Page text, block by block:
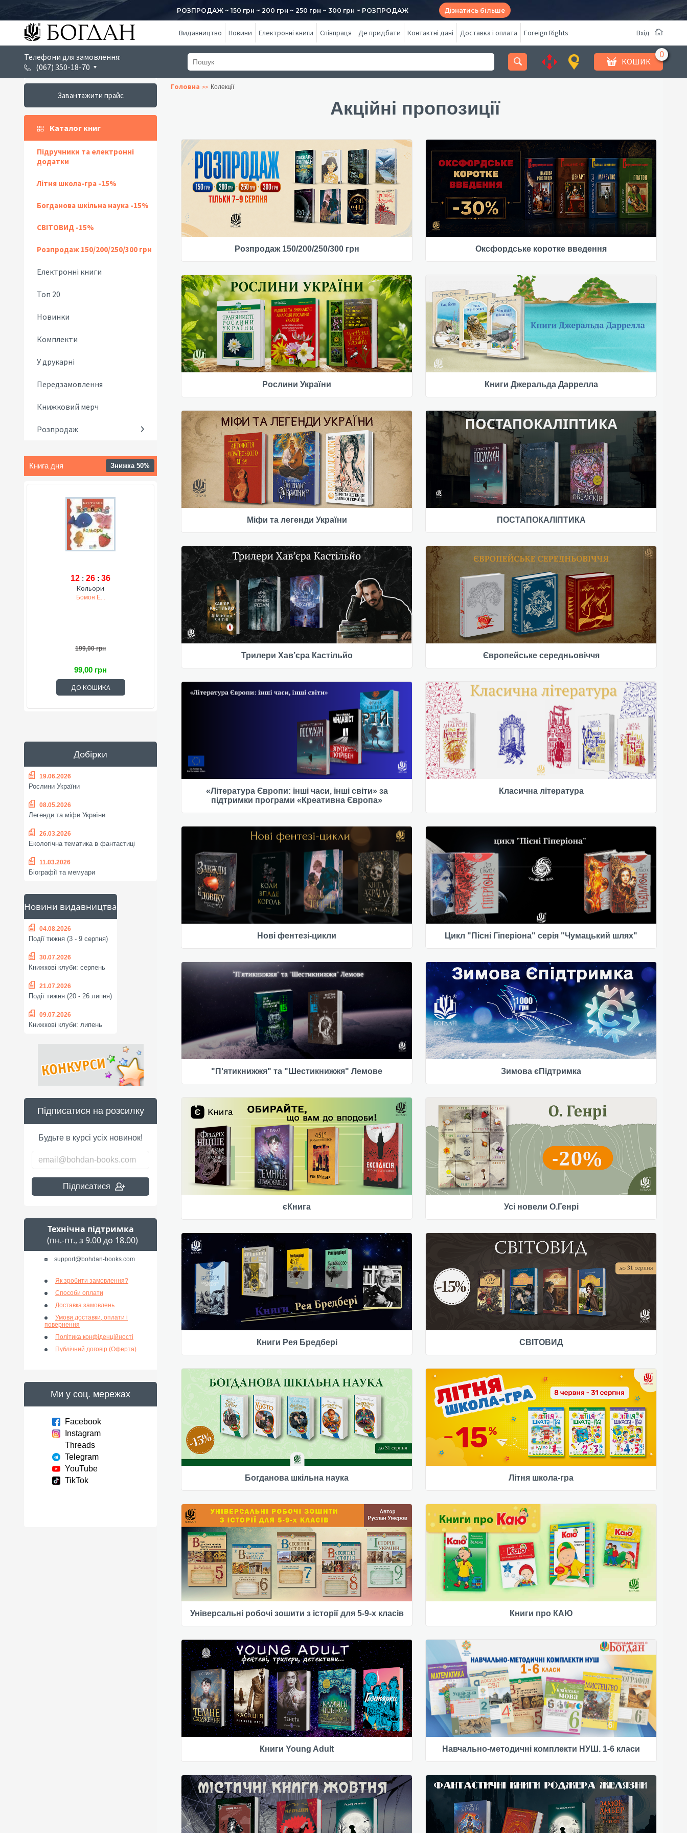
РОЗПРОДАЖ ~ 150 грн ~ 200 грн ~ 250 грн ~ 300 грн ~ РОЗПРОДАЖ Дізнатись більше
Видавництво Новини Електронні книги Співпраця Де придбати Контактні дані Доставка і оплата Foreign Rights Вхід
Телефони для замовлення:
(067) 350-18-70
КОШИК
Завантажити прайс
Каталог книг
Підручники та електронні
додатки
Літня школа-гра -15%
Богданова шкільна наука -15%
СВІТОВИД -15%
Розпродаж 150/200/250/300 грн
Електронні книги
Топ 20
Новинки
Комплекти
У друкарні
Передзамовлення
Книжковий мерч
Розпродаж
Книга дня Знижка 50%
12 : 26 : 34
Кольори
Бомон Е. .
199,00 грн
99,00 грн
ДО КОШИКА
Добірки
19.06.2026
Рослини України
08.05.2026
Легенди та міфи України
26.03.2026
Екологічна тематика в фантастиці
11.03.2026
Біографії та мемуари
Новини видавництва
04.08.2026
Події тижня (3 - 9 серпня)
30.07.2026
Книжкові клуби: серпень
21.07.2026
Події тижня (20 - 26 липня)
09.07.2026
Книжкові клуби: липень
Підписатися на розсилку
Будьте в курсі усіх новинок!
Підписатися
Технічна підтримка
(пн.-пт., з 9.00 до 18.00)
support@bohdan-books.com
Як зробити замовлення?
Способи оплати
Доставка замовлень
Умови доставки, оплати і
повернення
Політика конфіденційності
Публічний договір (Оферта)
Ми у соц. мережах
Facebook
Instagram
Threads
Telegram
YouTube
TikTok
Головна Колекції
Акційні пропозиції
Розпродаж 150/200/250/300 грн Оксфордське коротке введення
Рослини України Книги Джеральда Даррелла
Міфи та легенди України ПОСТАПОКАЛІПТИКА
Трилери Хав’єра Кастільйо Європейське середньовіччя
«Література Європи: інші часи, інші світи» за
підтримки програми «Креативна Європа»
Класична література
Нові фентезі-цикли Цикл "Пісні Гіперіона" серія "Чумацький шлях"
"П'ятикнижжя" та "Шестикнижжя" Лемове Зимова єПідтримка
єКнига Усі новели О.Генрі
Книги Рея Бредбері СВІТОВИД
Богданова шкільна наука Літня школа-гра
Універсальні робочі зошити з історії для 5-9-х класів Книги про КАЮ
Книги Young Adult Навчально-методичні комплекти НУШ. 1-6 класи